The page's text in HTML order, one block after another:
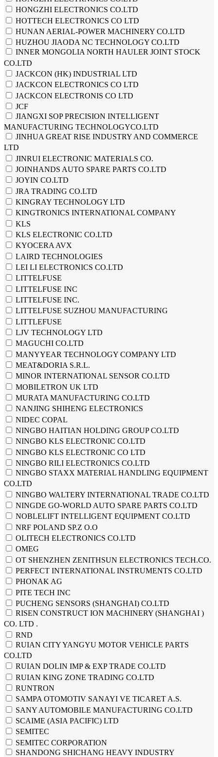
HONGZHI ELECTRONICS CO.LTD
HOTTECH ELECTRONICS CO LTD
HUNAN AERIAL-POWER MACHINERY CO.LTD
HUZHOU JIAODA NC TECHNOLOGY CO.LTD
INNER MONGOLIA NORTH HAULER JOINT STOCK
CO.LTD
JACKCON (HK) INDUSTRIAL LTD
JACKCON ELECTRONICS CO LTD
JACKCON ELECTRONIS CO LTD
JCF
JIANGXI SOP PRECISION INTELLIGENT
MANUFACTURING TECHNOLOGYCO.LTD
JINHUA GREAT RISE INDUSTRY AND COMMERCE
LTD
JINRUI ELECTRONIC MATERIALS CO.
JOINHANDS AUTO SPARE PARTS CO.LTD
JOYIN CO.LTD
JRA TRADING CO.LTD
KINGRAY TECHNOLOGY LTD
KINGTRONICS INTERNATIONAL COMPANY
KLS
KLS ELECTRONIC CO.LTD
KYOCERA AVX
LAIRD TECHNOLOGIES
LEI LI ELECTRONICS CO.LTD
LITTELFUSE
LITTELFUSE INC
LITTELFUSE INC.
LITTELFUSE SUZHOU MANUFACTURING
LITTLEFUSE
LJV TECHNOLOGY LTD
MAGUCHI CO.LTD
MANYYEAR TECHNOLOGY COMPANY LTD
MEAT&DORIA S.R.L.
MINOR INTERNATIONAL SENSOR CO.LTD
MOBILETRON UK LTD
MURATA MANUFACTURING CO.LTD
NANJING SHIHENG ELECTRONICS
NIDEC COPAL
NINGBO HAITIAN HOLDING GROUP CO.LTD
NINGBO KLS ELECTRONIC CO.LTD
NINGBO KLS ELECTRONIC CO LTD
NINGBO RILI ELECTRONICS CO.LTD
NINGBO STAXX MATERIAL HANDLING EQUIPMENT
CO.LTD
NINGBO WALTERY INTERNATIONAL TRADE CO.LTD
NINGDE GO-WORLD AUTO SPARE PARTS CO.LTD
NOBLELIFT INTELLIGENT EQUIPMENT CO.LTD
NRF POLAND SP.Z O.O
OLITECH ELECTRONICS CO.LTD
OMEG
OT SHENZHEN ZENITHSUN ELECTRONICS TECH.CO.
PERFECT INTERNATIONAL INSTRUMENTS CO.LTD
PHONAK AG
PITE TECH INC
PUCHENG SENSORS (SHANGHAI) CO.LTD
RISEN CONSTRUCT ION MACHINERY (SHANGHAI )
CO. LTD .
RND
RUIAN CITY YANGYU MOTOR VEHICLE PARTS
CO.LTD
RUIAN DOLIN IMP & EXP TRADE CO.LTD
RUIAN KING ZONE TRADING CO.LTD
RUNTRON
SAMPA OTOMOTIV SANAYI VE TICARET A.S.
SANY AUTOMOBILE MANUFACTURING CO.LTD
SCAIME (ASIA PACIFIC) LTD
SEMITEC
SEMITEC CORPORATION
SHANDONG SHICHANG HEAVY INDUSTRY